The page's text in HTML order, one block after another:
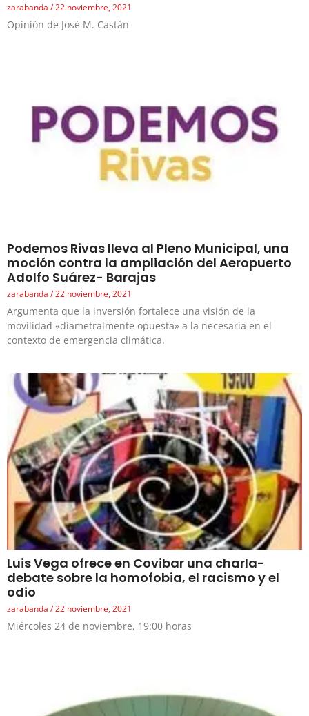
zarabanda 22 noviembre, 2021
Opinión de José M. Castán
Podemos Rivas lleva al Pleno Municipal, una
moción contra la ampliación del Aeropuerto
Adolfo Suárez- Barajas
zarabanda 22 noviembre, 2021
Argumenta que la inversión fortalece una visión de la
movilidad «diametralmente opuesta» a la necesaria en el
contexto de emergencia climática.
Luis Vega ofrece en Covibar una charla-
debate sobre la homofobia, el racismo y el
odio
zarabanda 22 noviembre, 2021
Miércoles 24 de noviembre, 19:00 horas